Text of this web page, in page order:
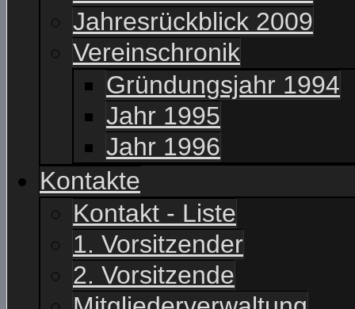
Jahresrückblick 2009
Vereinschronik
Gründungsjahr 1994
Jahr 1995
Jahr 1996
Kontakte
Kontakt - Liste
1. Vorsitzender
2. Vorsitzende